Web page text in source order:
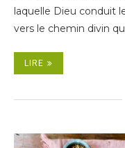
laquelle Dieu conduit
vers le chemin divin
LIRE